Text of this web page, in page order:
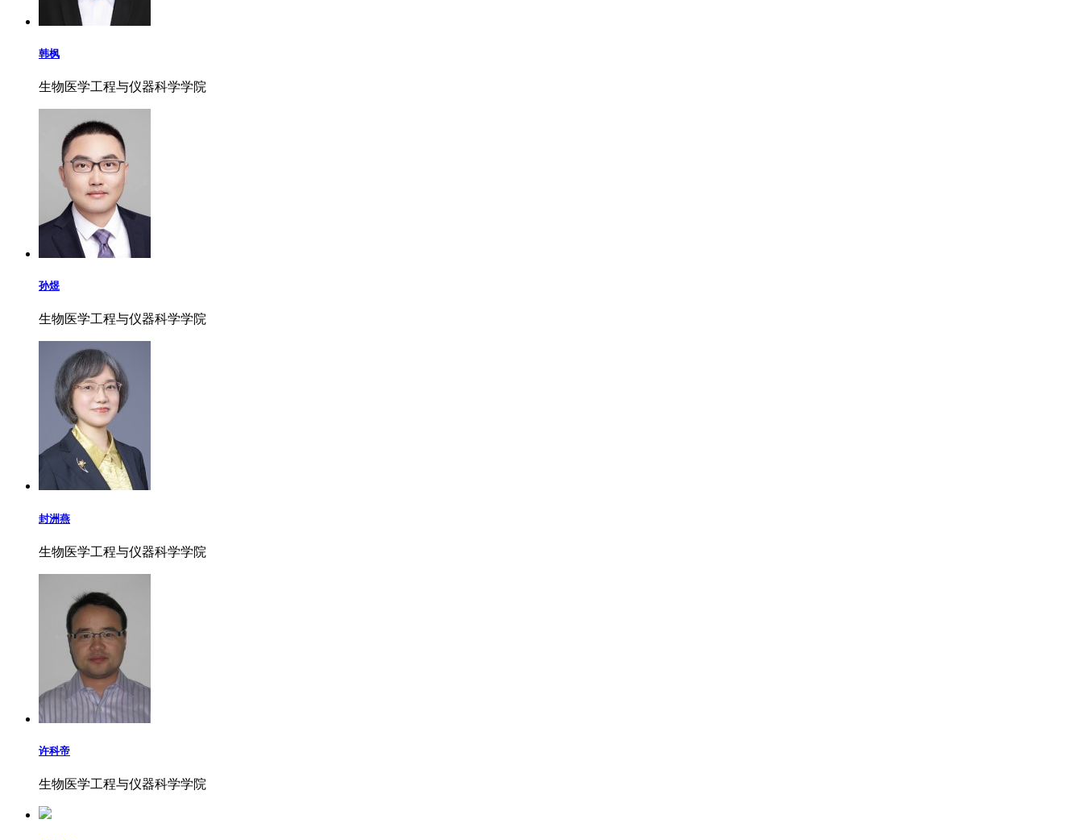
韩枫
生物医学工程与仪器科学学院
孙煜
生物医学工程与仪器科学学院
封洲燕
生物医学工程与仪器科学学院
许科帝
生物医学工程与仪器科学学院